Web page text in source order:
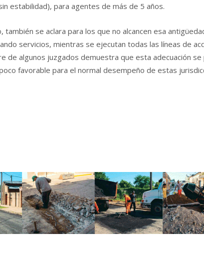
estabilidad), para agentes de más de 5 años.
se aclara para los que no alcancen esa
servicios, mientras se ejecutan todas las líneas de
de algunos juzgados demuestra que esta adecuación
favorable para el normal desempeño de estas